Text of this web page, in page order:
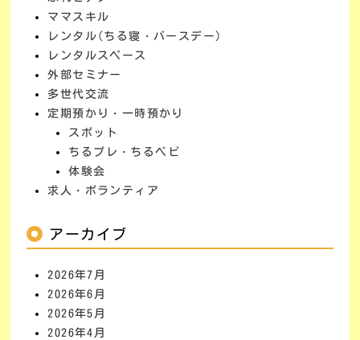
ママスキル
レンタル(ちる寝・バースデー)
レンタルスペース
外部セミナー
多世代交流
定期預かり・一時預かり
スポット
ちるプレ・ちるベビ
体験会
求人・ボランティア
アーカイブ
2026年7月
2026年6月
2026年5月
2026年4月